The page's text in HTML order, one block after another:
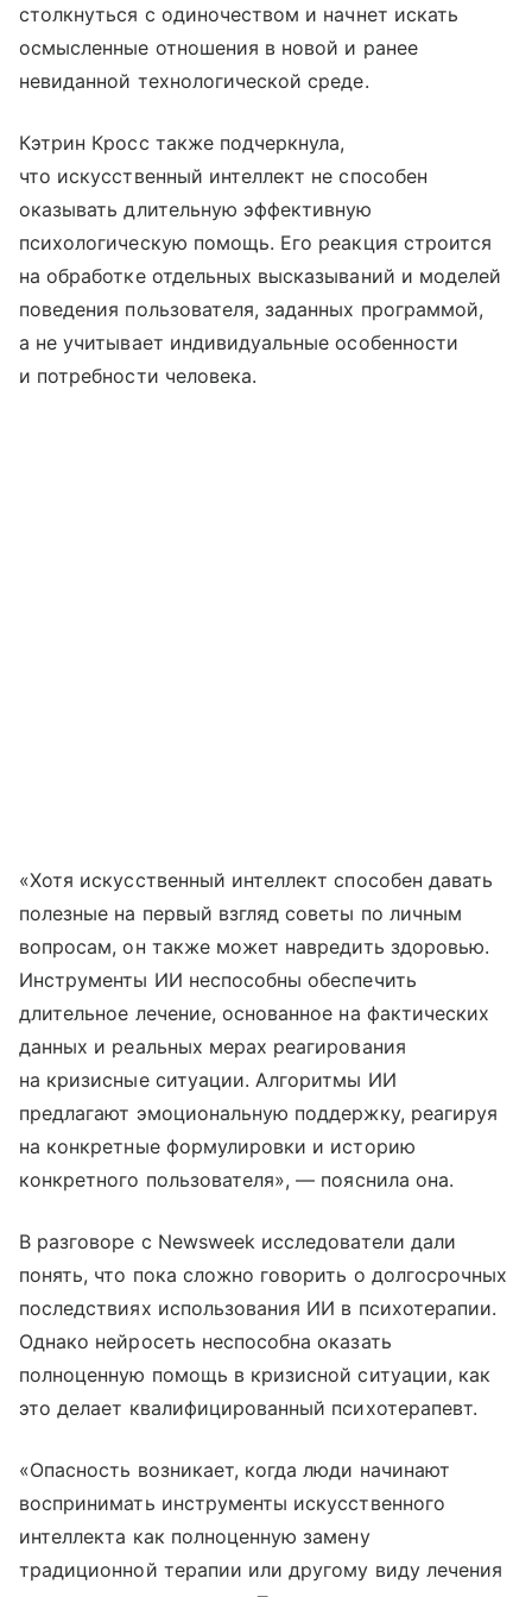
столкнуться с одиночеством и начнет искать
осмысленные отношения в новой и ранее
невиданной технологической среде.
Кэтрин Кросс также подчеркнула,
что искусственный интеллект не способен
оказывать длительную эффективную
психологическую помощь. Его реакция строится
на обработке отдельных высказываний и моделей
поведения пользователя, заданных программой,
а не учитывает индивидуальные особенности
и потребности человека.
«Хотя искусственный интеллект способен давать
полезные на первый взгляд советы по личным
вопросам, он также может навредить здоровью.
Инструменты ИИ неспособны обеспечить
длительное лечение, основанное на фактических
данных и реальных мерах реагирования
на кризисные ситуации. Алгоритмы ИИ
предлагают эмоциональную поддержку, реагируя
на конкретные формулировки и историю
конкретного пользователя», — пояснила она.
В разговоре с Newsweek исследователи дали
понять, что пока сложно говорить о долгосрочных
последствиях использования ИИ в психотерапии.
Однако нейросеть неспособна оказать
полноценную помощь в кризисной ситуации, как
это делает квалифицированный психотерапевт.
«Опасность возникает, когда люди начинают
воспринимать инструменты искусственного
интеллекта как полноценную замену
традиционной терапии или другому виду лечения